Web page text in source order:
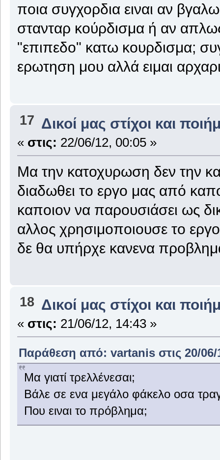
ποια συγχορδια ειναι αν
στανταρ κούρδισμα ή αν
"επιπεδο" κατω κουρδισμα;
ερωτηση μου αλλά ειμαι
17 Δικοί μας στίχοι και
« στις: 22/06/12, 00:05 »
Μα την κατοχυρωση δεν την
διαδωθει το εργο μας από
καποιον να παρουσιάσει ως
αλλος χρησιμοποιουσε το εργο
δε θα υπήρχε κανενα
18 Δικοί μας στίχοι και
« στις: 21/06/12, 14:43 »
Παράθεση από: vartanis στις 20/06/
Μα γιατί τρελλένεσαι;
Βάλε σε ενα μεγάλο φάκελο οσα
Που ειναι το πρόβλημα;